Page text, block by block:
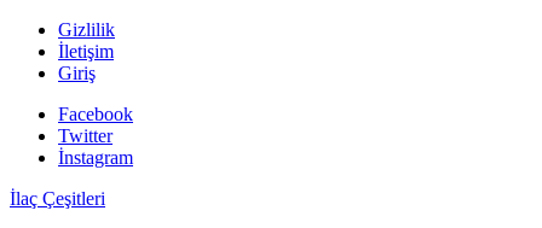
Gizlilik
İletişim
Giriş
Facebook
Twitter
İnstagram
İlaç Çeşitleri